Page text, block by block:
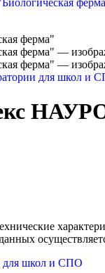
для школ и
для школ и СПО